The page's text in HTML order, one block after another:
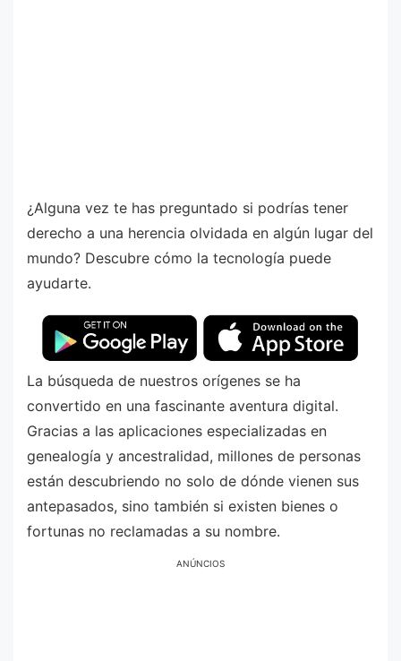
¿Alguna vez te has preguntado si podrías tener
derecho a una herencia olvidada en algún lugar del
mundo? Descubre cómo la tecnología puede
ayudarte.
La búsqueda de nuestros orígenes se ha
convertido en una fascinante aventura digital.
Gracias a las aplicaciones especializadas en
genealogía y ancestralidad, millones de personas
están descubriendo no solo de dónde vienen sus
antepasados, sino también si existen bienes o
fortunas no reclamadas a su nombre.
ANÚNCIOS